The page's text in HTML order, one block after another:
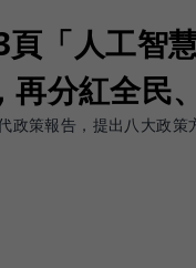
「人工智
再分紅全民
策報告，提出八大政策